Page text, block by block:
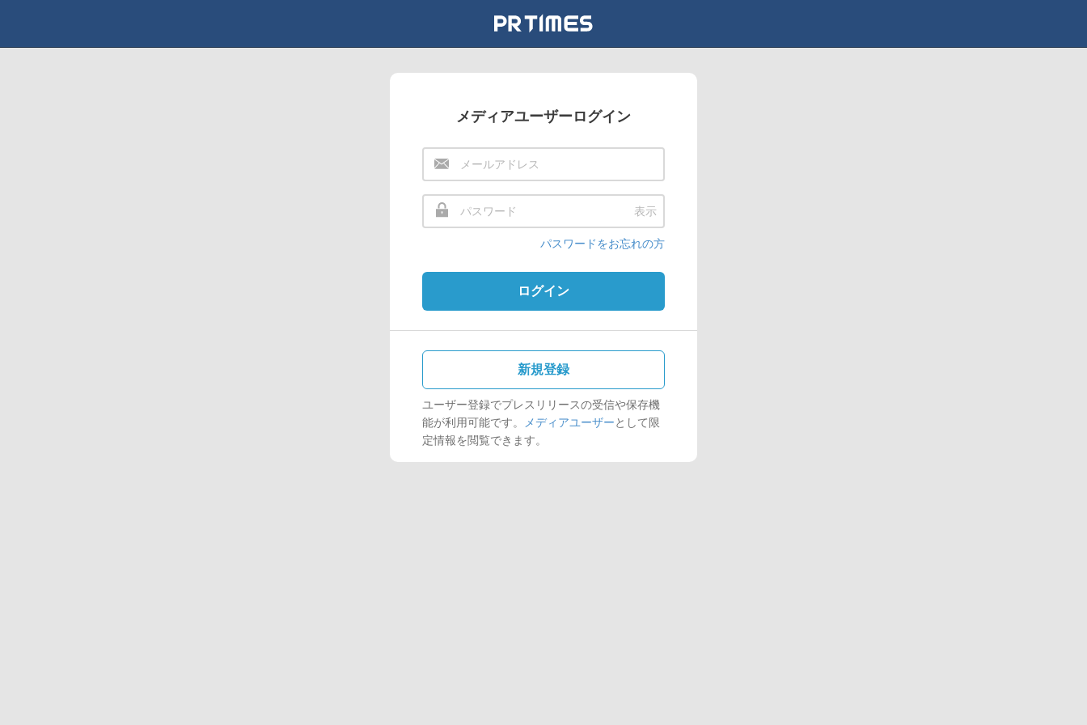
メディアユーザーログイン
表示
パスワードをお忘れの方
ログイン
新規登録
ユーザー登録でプレスリリースの受信や保存機
能が利用可能です。
メディアユーザーとして限
定情報を閲覧できます。